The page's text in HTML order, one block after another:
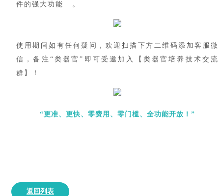
件的强大功能 。
使用期间如有任何疑问，欢迎扫描下方二维码添加客服微
信，备注 “类器官”即可受邀加入【类器官培养技术交流
群】！
“更准、更快、零费用、零门槛、全功能开放！”
返回列表